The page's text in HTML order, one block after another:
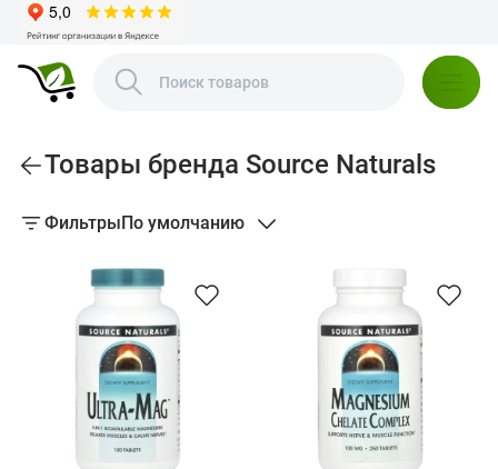
Товары бренда Source Naturals
ФильтрыПо умолчанию